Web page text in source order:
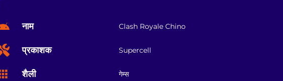
नाम Clash Royale Chino
प्रकाशक Supercell
शैली गेम्स